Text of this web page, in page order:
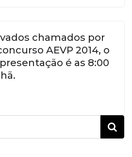
chamados por
AEVP 2014, o
é as 8:00